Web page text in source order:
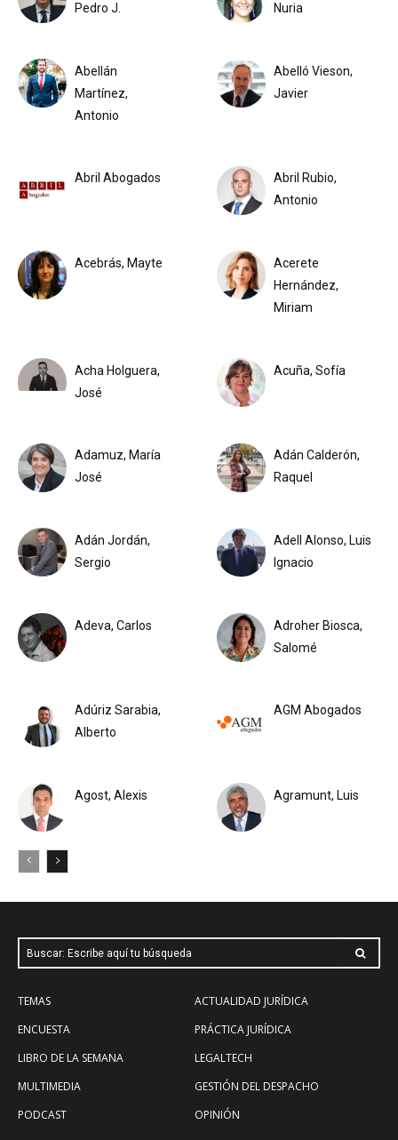
Pedro J.
Nuria
Abellán
Martínez,
Antonio
Abelló Vieson,
Javier
Abril Abogados
Abril Rubio,
Antonio
Acebrás, Mayte
Acerete
Hernández,
Miriam
Acha Holguera,
José
Acuña, Sofía
Adamuz, María
José
Adán Calderón,
Raquel
Adán Jordán,
Sergio
Adell Alonso, Luis
Ignacio
Adeva, Carlos
Adroher Biosca,
Salomé
Adúriz Sarabia,
Alberto
AGM Abogados
Agost, Alexis Agramunt, Luis
Buscar: Escribe aquí tu búsqueda
TEMAS
ENCUESTA
LIBRO DE LA SEMANA
MULTIMEDIA
PODCAST
ACTUALIDAD JURÍDICA
PRÁCTICA JURÍDICA
LEGALTECH
GESTIÓN DEL DESPACHO
OPINIÓN